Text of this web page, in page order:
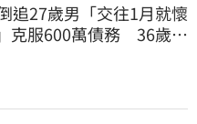
追27歲男「交往1月就懷
克服600萬債務 36歲美